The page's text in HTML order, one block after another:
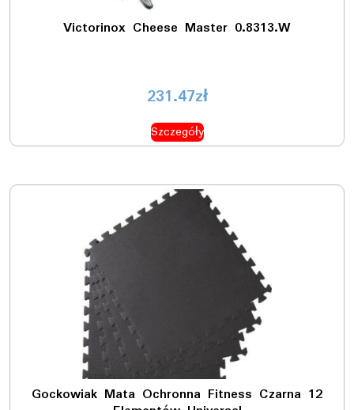
Victorinox Cheese Master 0.8313.W
231.47zł
Szczegóły
Gockowiak Mata Ochronna Fitness Czarna 12